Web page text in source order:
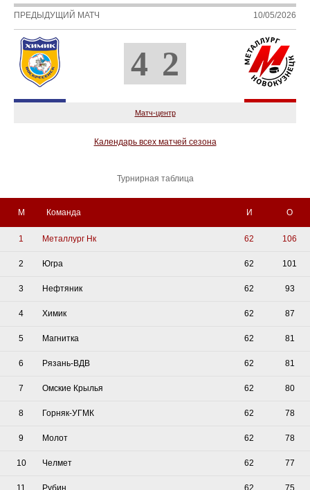
ПРЕДЫДУЩИЙ МАТЧ 10/05/2026
4 2
Матч-центр
Календарь всех матчей сезона
Турнирная таблица
М Команда И О
1 Металлург Нк 62 106
2 Югра 62 101
3 Нефтяник 62 93
4 Химик 62 87
5 Магнитка 62 81
6 Рязань-ВДВ 62 81
7 Омские Крылья 62 80
8 Горняк-УГМК 62 78
9 Молот 62 78
10 Челмет 62 77
11 Рубин 62 75